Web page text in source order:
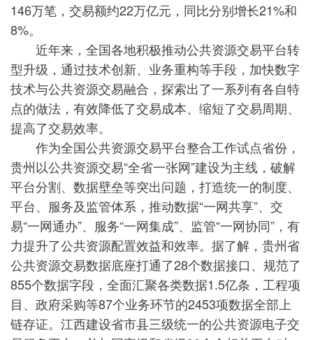
146万笔，交易额约22万亿元，同比分别增长21%和
8%。
近年来，全国各地积极推动公共资源交易平台转
型升级，通过技术创新、业务重构等手段，加快数字
技术与公共资源交易融合，探索出了一系列有各自特
点的做法，有效降低了交易成本、缩短了交易周期、
提高了交易效率。
作为全国公共资源交易平台整合工作试点省份，
贵州以公共资源交易“全省一张网”建设为主线，破解
平台分割、数据壁垒等突出问题，打造统一的制度、
平台、服务及监管体系，推动数据“一网共享”、交
易“一网通办”、服务“一网集成”、监管“一网协同”，有
力提升了公共资源配置效益和效率。据了解，贵州省
公共资源交易数据底座打通了28个数据接口、规范了
855个数据字段，全面汇聚各类数据1.5亿条，工程项
目、政府采购等87个业务环节的2453项数据全部上
链存证。江西建设省市县三级统一的公共资源电子交